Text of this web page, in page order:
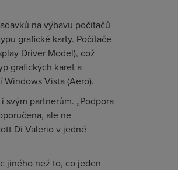
na výbavu počítačů
grafické karty. Počítače
Driver Model), což
grafických karet a
Vista (Aero).
partnerům. „Podpora
ale ne
Di Valerio v jedné
jiného než to, co jeden